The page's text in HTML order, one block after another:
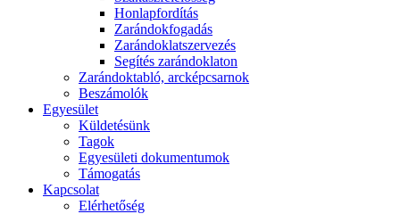
Honlapfordítás
Zarándokfogadás
Zarándoklatszervezés
Segítés zarándoklaton
Zarándoktabló, arcképcsarnok
Beszámolók
Egyesület
Küldetésünk
Tagok
Egyesületi dokumentumok
Támogatás
Kapcsolat
Elérhetőség